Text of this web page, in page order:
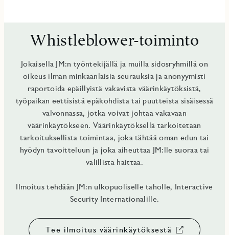
Whistleblower-toiminto
Jokaisella JM:n työntekijällä ja muilla sidosryhmillä on
oikeus ilman minkäänlaisia seurauksia ja anonyymisti
raportoida epäillyistä vakavista väärinkäytöksistä,
työpaikan eettisistä epäkohdista tai puutteista sisäisessä
valvonnassa, jotka voivat johtaa vakavaan
väärinkäytökseen. Väärinkäytöksellä tarkoitetaan
tarkoituksellista toimintaa, joka tähtää oman edun tai
hyödyn tavoitteluun ja joka aiheuttaa JM:lle suoraa tai
välillistä haittaa.
Ilmoitus tehdään JM:n ulkopuoliselle taholle, Interactive
Security Internationalille.
Tee ilmoitus väärinkäytöksestä